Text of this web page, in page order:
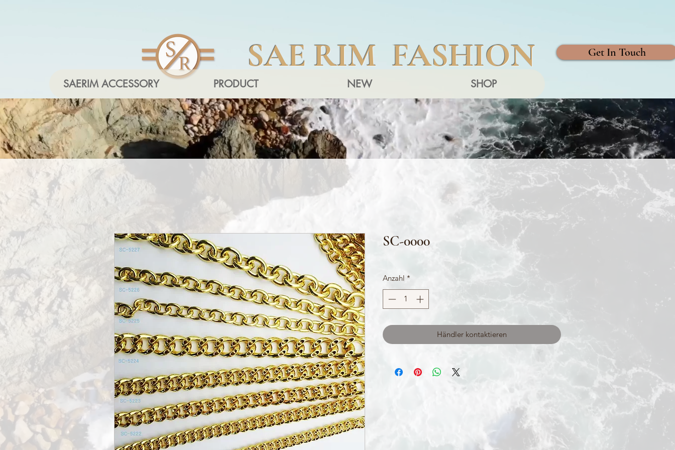
SAE RIM FASHION
SAERIM ACCESSORY PRODUCT NEW SHOP
Get In Touch
SC-0000
Anzahl *
Händler kontaktieren